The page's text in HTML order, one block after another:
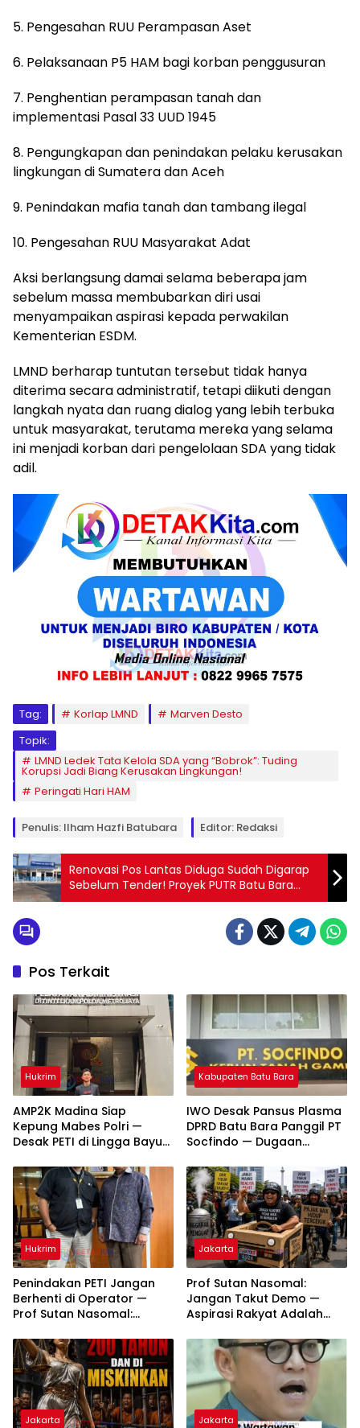
5. Pengesahan RUU Perampasan Aset
6. Pelaksanaan P5 HAM bagi korban penggusuran
7. Penghentian perampasan tanah dan
implementasi Pasal 33 UUD 1945
8. Pengungkapan dan penindakan pelaku kerusakan
lingkungan di Sumatera dan Aceh
9. Penindakan mafia tanah dan tambang ilegal
10. Pengesahan RUU Masyarakat Adat
Aksi berlangsung damai selama beberapa jam
sebelum massa membubarkan diri usai
menyampaikan aspirasi kepada perwakilan
Kementerian ESDM.
LMND berharap tuntutan tersebut tidak hanya
diterima secara administratif, tetapi diikuti dengan
langkah nyata dan ruang dialog yang lebih terbuka
untuk masyarakat, terutama mereka yang selama
ini menjadi korban dari pengelolaan SDA yang tidak
adil.
Tag: Korlap LMND
Marven Desto
Topik:
LMND Ledek Tata Kelola SDA yang “Bobrok”: Tuding
Korupsi Jadi Biang Kerusakan Lingkungan!
Peringati Hari HAM
Penulis: Ilham Hazfi Batubara Editor: Redaksi
Renovasi Pos Lantas Diduga Sudah Digarap
Sebelum Tender! Proyek PUTR Batu Bara
Disorot: Kerja Dulu, Lelang Belakangan?
Pos Terkait
Hukrim
AMP2K Madina Siap
Kepung Mabes Polri —
Desak PETI di Lingga Bayu
Tuntas
Kabupaten Batu Bara
IWO Desak Pansus Plasma
DPRD Batu Bara Panggil PT
Socfindo — Dugaan
Mengemuka
Hukrim
Penindakan PETI Jangan
Berhenti di Operator —
Prof Sutan Nasomal:
hingga Pemodal
Jakarta
Prof Sutan Nasomal:
Jangan Takut Demo —
Aspirasi Rakyat Adalah
Jakarta Jakarta